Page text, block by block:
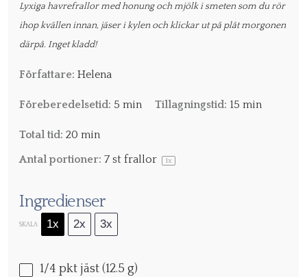
Lyxiga havrefrallor med honung och mjölk i smeten som du rör
ihop kvällen innan, jäser i kylen och klickar ut på plåt morgonen
därpå. Inget kladd!
Författare: Helena
Föreberedelsetid: 5 min Tillagningstid: 15 min
Total tid: 20 min
Antal portioner: 7 st frallor 1x
Ingredienser
SKALA 1x 2x 3x
1/4 pkt jäst (12.5 g)